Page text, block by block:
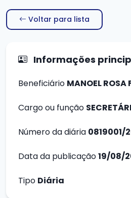
Voltar para lista
Informações
Beneficiário MANOEL ROSA
Cargo ou função
Número da diária 0819001/
Data da publicação19/08/
Tipo Diária